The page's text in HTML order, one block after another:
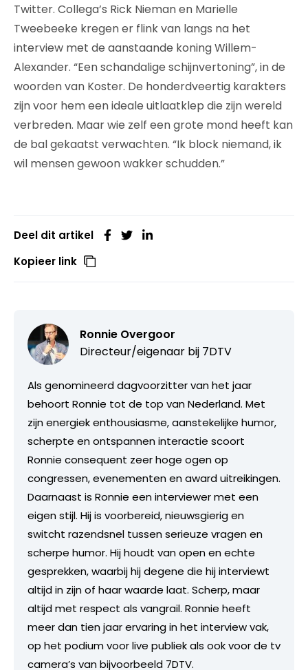
Twitter. Collega’s Rick Nieman en Marielle
Tweebeeke kregen er flink van langs na het
interview met de aanstaande koning Willem-
Alexander. “Een schandalige schijnvertoning”, in de
woorden van Koster. De honderdveertig karakters
zijn voor hem een ideale uitlaatklep die zijn wereld
verbreden. Maar wie zelf een grote mond heeft kan
de bal gekaatst verwachten. “Ik block niemand, ik
wil mensen gewoon wakker schudden.”
Deel dit artikel
Kopieer link
Ronnie Overgoor
Directeur/eigenaar bij 7DTV
Als genomineerd dagvoorzitter van het jaar
behoort Ronnie tot de top van Nederland. Met
zijn energiek enthousiasme, aanstekelijke humor,
scherpte en ontspannen interactie scoort
Ronnie consequent zeer hoge ogen op
congressen, evenementen en award uitreikingen.
Daarnaast is Ronnie een interviewer met een
eigen stijl. Hij is voorbereid, nieuwsgierig en
switcht razendsnel tussen serieuze vragen en
scherpe humor. Hij houdt van open en echte
gesprekken, waarbij hij degene die hij interviewt
altijd in zijn of haar waarde laat. Scherp, maar
altijd met respect als vangrail. Ronnie heeft
meer dan tien jaar ervaring in het interview vak,
op het podium voor live publiek als ook voor de tv
camera’s van bijvoorbeeld 7DTV.